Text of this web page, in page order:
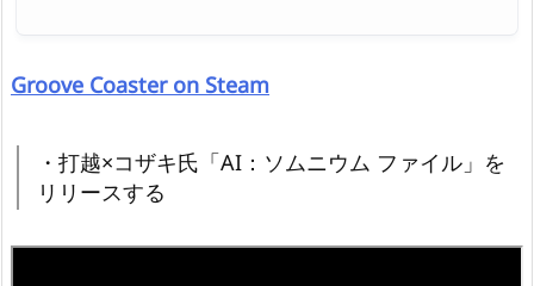
Groove Coaster on Steam
・打越×コザキ氏「AI：ソムニウム ファイル」を
リリースする